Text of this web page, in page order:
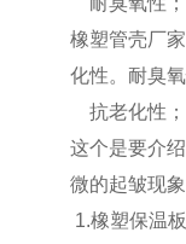
橡塑管壳厂
化性。耐臭
抗老化性；
这个是要介
微的起皱现
1.橡塑保温